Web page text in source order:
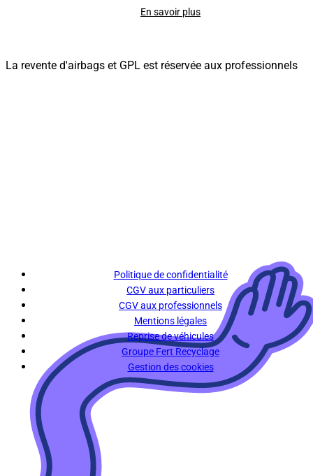
En savoir plus
La revente d'airbags et GPL est réservée aux professionnels
Politique de confidentialité
CGV aux particuliers
CGV aux professionnels
Mentions légales
Reprise de véhicules
Groupe Fert Recyclage
Gestion des cookies